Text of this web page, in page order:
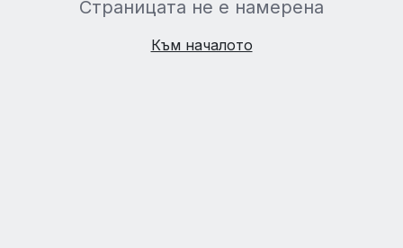
Страницата не е намерена
Към началото